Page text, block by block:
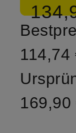
114,74
169,90